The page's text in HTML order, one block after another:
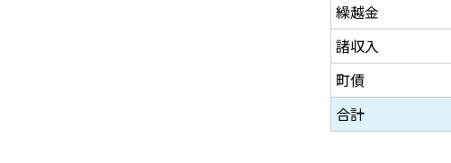
繰越金
諸収入
町債
合計